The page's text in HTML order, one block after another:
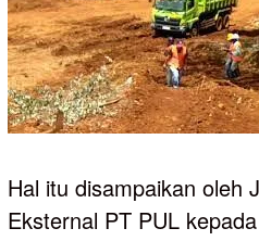
Hal itu disampaikan oleh
Eksternal PT PUL